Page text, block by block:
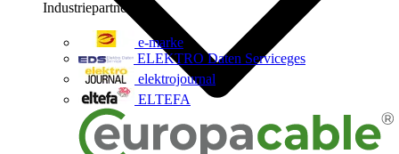
Industriepartner
e-marke
ELEKTRO Daten Serviceges
elektrojournal
ELTEFA